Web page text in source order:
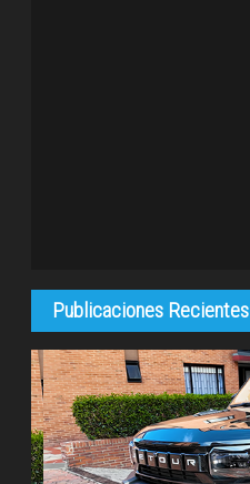
Publicaciones Recientes